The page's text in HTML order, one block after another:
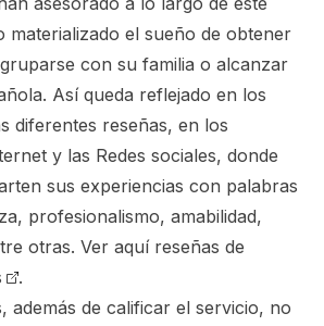
materializado el sueño de obtener
con su familia o alcanzar
Así queda reflejado en los
diferentes reseñas, en los
y las Redes sociales, donde
sus experiencias con palabras
profesionalismo, amabilidad,
otras. Ver aquí reseñas de
.
además de calificar el servicio, no